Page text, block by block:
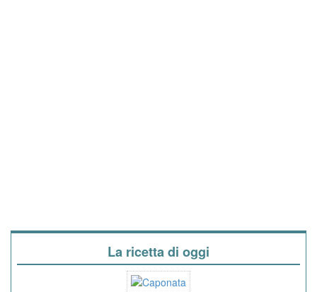
La ricetta di oggi